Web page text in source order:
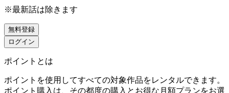
※最新話は除きます
無料登録
ログイン
ポイントとは
ポイントを使用してすべての対象作品をレンタルできます。
ポイント購入は、その都度の購入とお得な月額プランをお選